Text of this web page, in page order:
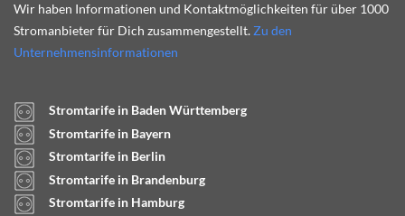
Wir haben Informationen und Kontaktmöglichkeiten für über 1000
Stromanbieter für Dich zusammengestellt. Zu den
Unternehmensinformationen
Stromtarife in Baden Württemberg
Stromtarife in Bayern
Stromtarife in Berlin
Stromtarife in Brandenburg
Stromtarife in Hamburg